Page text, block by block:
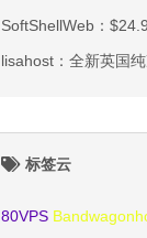
SoftShellWeb：
lisahost：全新英国
标签云
80VPS